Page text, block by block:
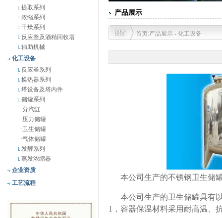
提取系列
浓缩系列
干燥系列
反应釜及酒精回收塔
辅助机械
化工设备
反应釜系列
换热器系列
塔设备及塔内件
储罐系列
·分汽缸
·压力储罐
·卫生储罐
·气体储罐
发酵系列
蒸发浓缩器
企业资质
工艺流程
产品展示
首页:产品展示 - 化工设备
本公司生产的不锈钢卫生储
本公司生产的卫生储罐具有
1 ， 容器保温材料采用耐高温、